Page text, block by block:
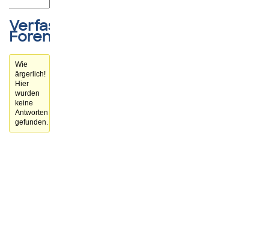
Verfasste
Forenbeiträge
Wie
ärgerlich!
Hier
wurden
keine
Antworten
gefunden.